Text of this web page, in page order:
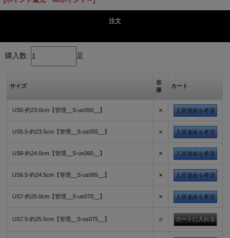
注文
購入数: 足
サイズ
在
庫
カート
US5-約23.0cm【管理__S-us050__】 × 入荷連絡を希望
US5.5-約23.5cm【管理__S-us055__】 × 入荷連絡を希望
US6-約24.0cm【管理__S-us060__】 × 入荷連絡を希望
US6.5-約24.5cm【管理__S-us065__】 × 入荷連絡を希望
US7-約25.0cm【管理__S-us070__】 × 入荷連絡を希望
US7.5-約25.5cm【管理__S-us075__】 ○